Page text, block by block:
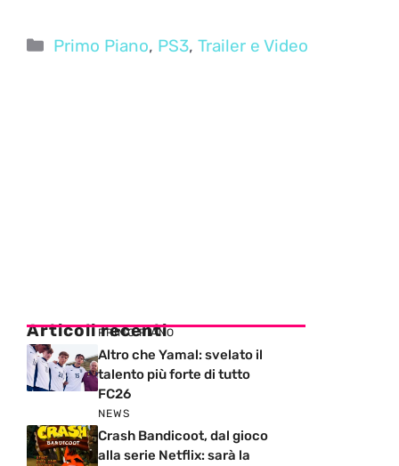
Categorie
Primo Piano, PS3,Trailer e Video
Articoli recenti
PRIMO PIANO
Altro che Yamal: svelato il
talento più forte di tutto
FC26
NEWS
Crash Bandicoot, dal gioco
alla serie Netflix: sarà la